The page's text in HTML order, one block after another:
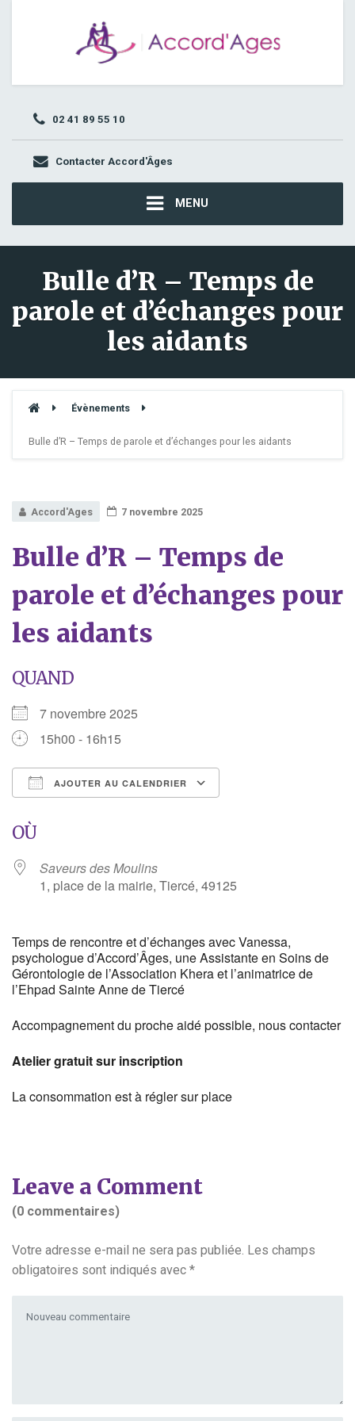
02 41 89 55 10
Contacter Accord'Âges
MENU
Bulle d’R – Temps de
parole et d’échanges pour
les aidants
Évènements
Bulle d’R – Temps de parole et d’échanges pour les aidants
Accord'Ages 7 novembre 2025
Bulle d’R – Temps de
parole et d’échanges pour
les aidants
QUAND
7 novembre 2025
15h00 - 16h15
AJOUTER AU CALENDRIER
OÙ
Saveurs des Moulins
1, place de la mairie, Tiercé, 49125
Temps de rencontre et d’échanges avec Vanessa,
psychologue d’Accord’Âges, une Assistante en Soins de
Gérontologie de l’Association Khera et l’animatrice de
l’Ehpad Sainte Anne de Tiercé
Accompagnement du proche aidé possible, nous contacter
Atelier gratuit sur inscription
La consommation est à régler sur place
Leave a Comment
(0 commentaires)
Votre adresse e-mail ne sera pas publiée. Les champs
obligatoires sont indiqués avec *